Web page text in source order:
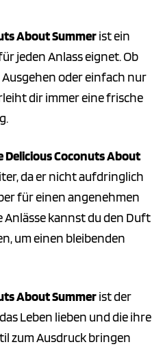
About Summerist ein
jeden Anlass eignet. Ob
oder einfach nur
dir immer eine frische
Delicious Coconuts About
da er nicht aufdringlich
für einen angenehmen
kannst du den Duft
um einen bleibenden
About Summerist der
Leben lieben und die ihre
zum Ausdruck bringen